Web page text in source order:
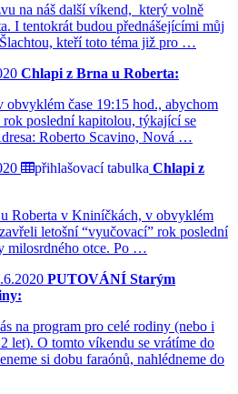
na náš další víkend, který volně
I tentokrát budou přednášejícími můj
kteří toto téma již pro …
Chlapi z Brna u Roberta:
obvyklém čase 19:15 hod., abychom
poslední kapitolou, týkající se
Roberto Scavino, Nová …
přihlašovací tabulka Chlapi z
Roberta v Kniníčkách, v obvyklém
letošní “vyučovací” rok poslední
milosrdného otce. Po …
PUTOVÁNÍ Starým
na program pro celé rodiny (nebo i
let). O tomto víkendu se vrátíme do
si dobu faraónů, nahlédneme do